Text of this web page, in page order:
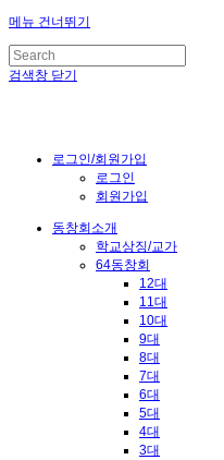
메뉴 건너뛰기
검색창 닫기
로그인/회원가입
로그인
회원가입
동창회소개
학교상징/교가
64동창회
12대
11대
10대
9대
8대
7대
6대
5대
4대
3대